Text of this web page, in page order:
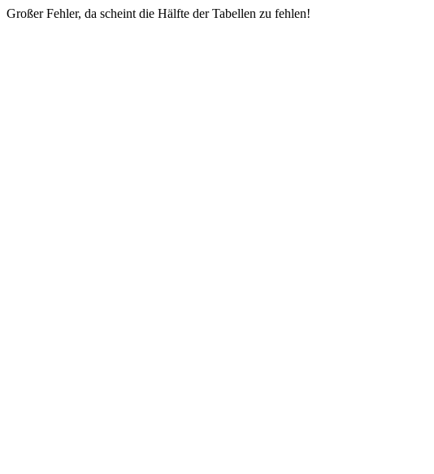
Großer Fehler, da scheint die Hälfte der Tabellen zu fehlen!